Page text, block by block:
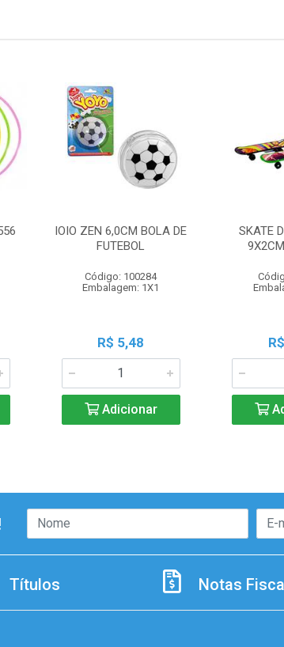
IOIO ZEN 6,0CM BOLA DE
FUTEBOL
Código: 100284
Embalagem: 1X1
R$ 5,48
Adicionar
SKATE
Títulos Notas